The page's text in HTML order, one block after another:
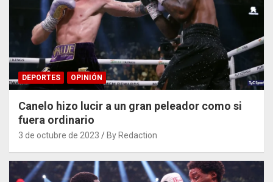
DEPORTES OPINIÓN
Canelo hizo lucir a un gran peleador como si
fuera ordinario
3 de octubre de 2023 By Redaction